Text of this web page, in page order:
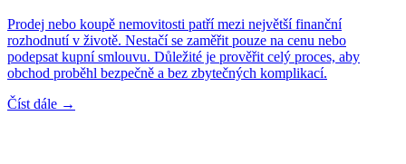
Prodej nebo koupě nemovitosti patří mezi největší finanční
rozhodnutí v životě. Nestačí se zaměřit pouze na cenu nebo
podepsat kupní smlouvu. Důležité je prověřit celý proces, aby
obchod proběhl bezpečně a bez zbytečných komplikací.
Číst dále →